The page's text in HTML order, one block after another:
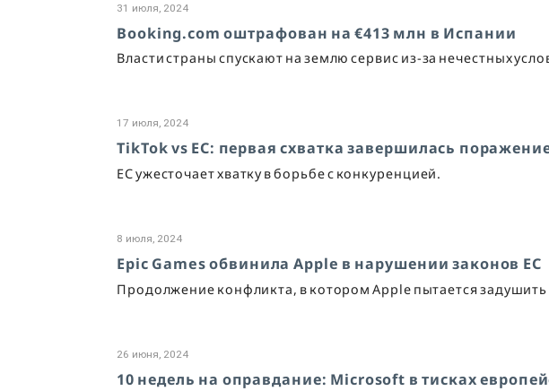
31 июля, 2024
Booking.com оштрафован на €413 млн в Испании
Власти страны спускают на землю сервис из-за нечестных
17 июля, 2024
TikTok vs ЕС: первая схватка завершилась
ЕС ужесточает хватку в борьбе с конкуренцией.
8 июля, 2024
Epic Games обвинила Apple в нарушении законов ЕС
Продолжение конфликта, в котором Apple пытается задушить
26 июня, 2024
10 недель на оправдание: Microsoft в тисках